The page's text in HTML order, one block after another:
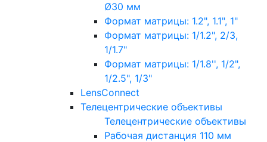
Ø30 мм
Формат матрицы: 1.2", 1.1", 1"
Формат матрицы: 1/1.2", 2/3,
1/1.7"
Формат матрицы: 1/1.8'', 1/2",
1/2.5", 1/3"
LensConnect
Телецентрические объективы
Телецентрические объективы
Рабочая дистанция 110 мм